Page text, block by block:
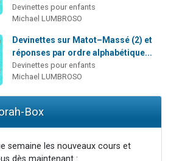
Devinettes pour enfants
Michael LUMBROSO
Devinettes sur Matot–Massé (2) et
réponses par ordre alphabétique...
Devinettes pour enfants
Michael LUMBROSO
Box
semaine les nouveaux cours et